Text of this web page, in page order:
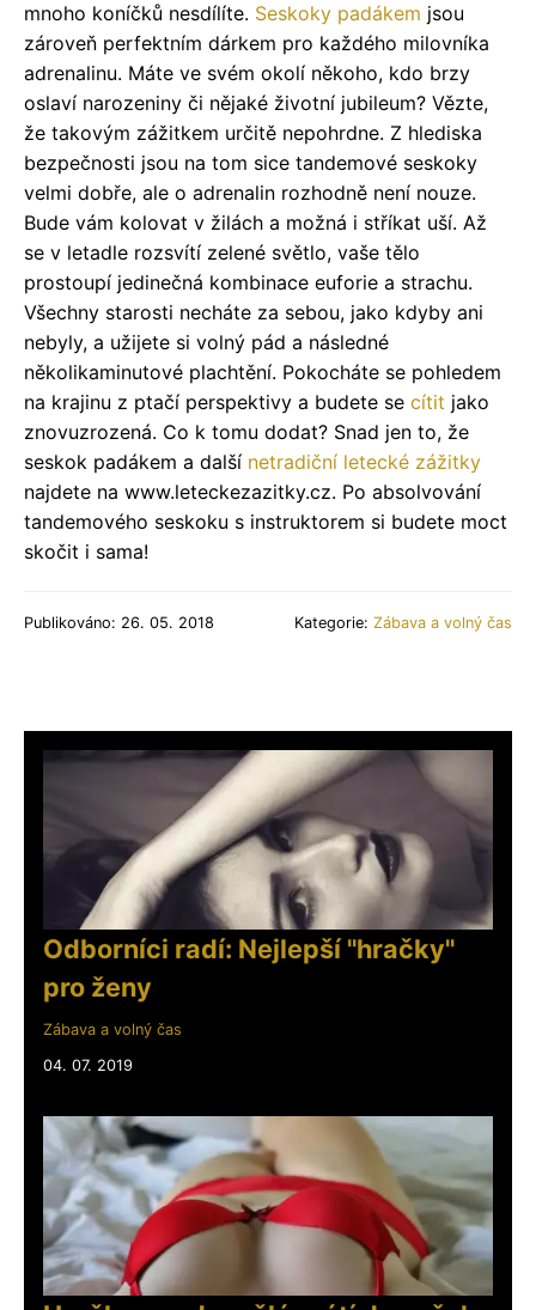
mnoho koníčků nesdílíte. Seskoky padákem jsou
zároveň perfektním dárkem pro každého milovníka
adrenalinu. Máte ve svém okolí někoho, kdo brzy
oslaví narozeniny či nějaké životní jubileum? Vězte,
že takovým zážitkem určitě nepohrdne. Z hlediska
bezpečnosti jsou na tom sice tandemové seskoky
velmi dobře, ale o adrenalin rozhodně není nouze.
Bude vám kolovat v žilách a možná i stříkat uší. Až
se v letadle rozsvítí zelené světlo, vaše tělo
prostoupí jedinečná kombinace euforie a strachu.
Všechny starosti necháte za sebou, jako kdyby ani
nebyly, a užijete si volný pád a následné
několikaminutové plachtění. Pokocháte se pohledem
na krajinu z ptačí perspektivy a budete se cítit jako
znovuzrozená. Co k tomu dodat? Snad jen to, že
seskok padákem a další netradiční letecké zážitky
najdete na www.leteckezazitky.cz. Po absolvování
tandemového seskoku s instruktorem si budete moct
skočit i sama!
Publikováno: 26. 05. 2018 Kategorie: Zábava a volný čas
Odborníci radí: Nejlepší "hračky"
pro ženy
Zábava a volný čas
04. 07. 2019